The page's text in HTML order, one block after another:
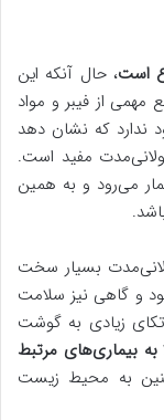
است، حال آنکه این
از فیبر و مواد
ندارد که نشان دهد
مفید است.
می‌رود و به همین
بسیار سخت
و گاهی نیز سلامت
زیادی به گوشت
به بیماری‌های مرتبط
به محیط زیست